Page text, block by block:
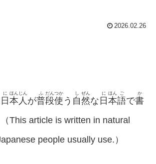
2026.02.26
日
に
本
ほん
人
じん
が普
ふ
段
だん
使
つか
う 自
し
然
ぜん
な 日
に
本
ほん
語
ご
で書
か
This article is written in natural
people usually use.）